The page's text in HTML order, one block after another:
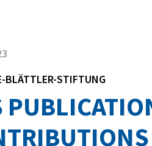
BLÄTTLER-STIFTUNG